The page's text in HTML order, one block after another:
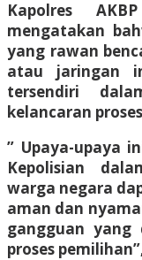
Kapolres
mengatakan
yang rawan
atau jaringan
tersendiri
kelancaran
” Upaya-upaya
Kepolisian
warga negara
aman dan
gangguan yang
proses